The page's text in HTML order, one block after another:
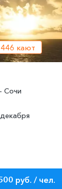
446 кают
Сочи
руб. / чел.